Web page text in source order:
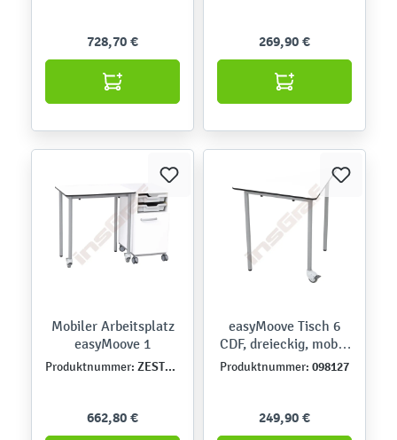
728,70 € 269,90 €
Mobiler Arbeitsplatz
easyMoove 1
Produktnummer: ZEST5518
662,80 €
easyMoove Tisch 6
CDF, dreieckig, mobil,
Seite 70 cm, TH 76 cm
Produktnummer: 098127
249,90 €